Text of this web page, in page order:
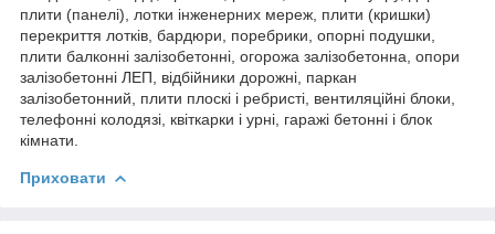
плити (панелі), лотки інженерних мереж, плити (кришки)
перекриття лотків, бардюри, поребрики, опорні подушки,
плити балконні залізобетонні, огорожа залізобетонна, опори
залізобетонні ЛЕП, відбійники дорожні, паркан
залізобетонний, плити плоскі і ребристі, вентиляційні блоки,
телефонні колодязі, квіткарки і урні, гаражі бетонні і блок
кімнати.
Приховати